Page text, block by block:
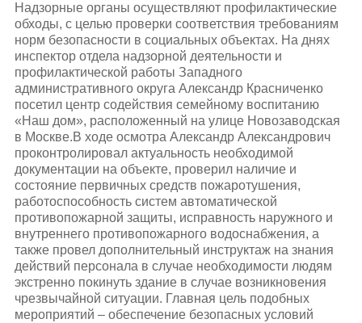
Надзорные органы осуществляют профилактические
обходы, с целью проверки соответствия требованиям
норм безопасности в социальных объектах. На днях
инспектор отдела надзорной деятельности и
профилактической работы Западного
административного округа Александр Красниченко
посетил центр содействия семейному воспитанию
«Наш дом», расположенный на улице Новозаводская
в Москве.В ходе осмотра Александр Александрович
проконтролировал актуальность необходимой
документации на объекте, проверил наличие и
состояние первичных средств пожаротушения,
работоспособность систем автоматической
противопожарной защиты, исправность наружного и
внутреннего противопожарного водоснабжения, а
также провел дополнительный инструктаж на знания
действий персонала в случае необходимости людям
экстренно покинуть здание в случае возникновения
чрезвычайной ситуации. Главная цель подобных
мероприятий – обеспечение безопасных условий